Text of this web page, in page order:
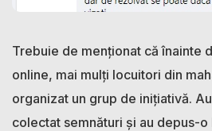
Trebuie de menționat că înainte
online, mai mulți locuitori din
organizat un grup de inițiativă.
colectat semnături și au depus-o